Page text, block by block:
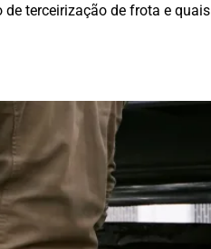
terceirização de frota e quais